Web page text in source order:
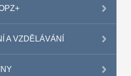
A VZDĚLÁVÁNÍ